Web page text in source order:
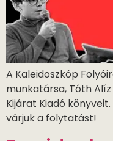
A Kaleidoszkóp
munkatársa, Tóth
Kijárat Kiadó
várjuk a folytatást!